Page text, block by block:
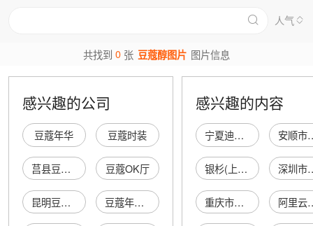
人气
共找到0 张 豆蔻醇图片 图片信息
感兴趣的公司
豆蔻年华 豆蔻时装
莒县豆蔻茶行 豆蔻OK厅
昆明豆蔻饭店 豆蔻年华服装店
感兴趣的内容
宁夏迪涵广告有限公司 安顺市西
银杉(上海)电影放映有限公司 深圳市
重庆市渝中区凯君公寓 阿里